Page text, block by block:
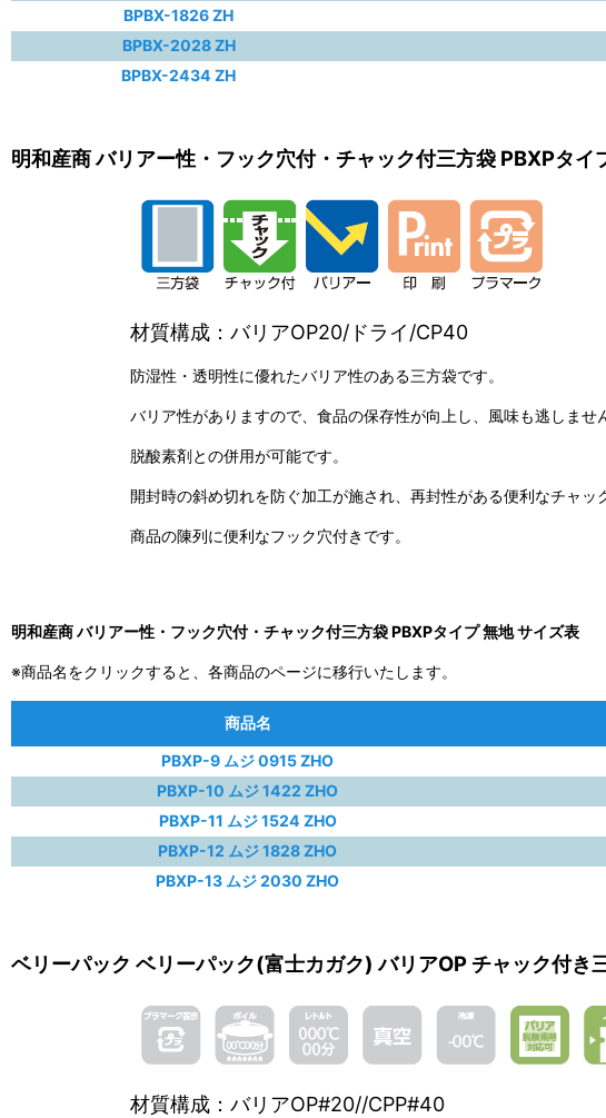
BPBX-1826 ZH
BPBX-2028 ZH
BPBX-2434 ZH
明和産商 バリアー性・フック穴付・チャック付三方袋 PBXPタイ
材質構成：バリアOP20/ドライ/CP40
防湿性・透明性に優れたバリア性のある三方袋です。
バリア性がありますので、食品の保存性が向上し、風味も逃しませ
脱酸素剤との併用が可能です。
開封時の斜め切れを防ぐ加工が施され、再封性がある便利なチャッ
商品の陳列に便利なフック穴付きです。
明和産商 バリアー性・フック穴付・チャック付三方袋 PBXPタイプ 無地 サイズ表
※商品名をクリックすると、各商品のページに移行いたします。
商品名
PBXP-9 ムジ 0915 ZHO
PBXP-10 ムジ 1422 ZHO
PBXP-11 ムジ 1524 ZHO
PBXP-12 ムジ 1828 ZHO
PBXP-13 ムジ 2030 ZHO
ベリーパック ベリーパック(富士カガク) バリアOP チャック付き
材質構成：バリアOP#20//CPP#40